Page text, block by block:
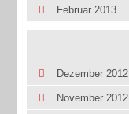
Februar 2013
Dezember 2012
November 2012